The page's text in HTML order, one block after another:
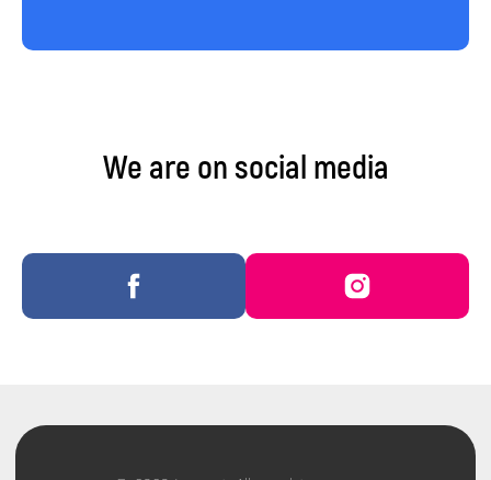
We are on social media